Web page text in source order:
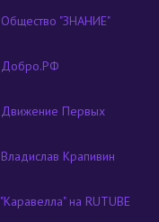
Общество "ЗНАНИЕ"
Добро.РФ
Движение Первых
Владислав Крапивин
"Каравелла" на RUTUBE